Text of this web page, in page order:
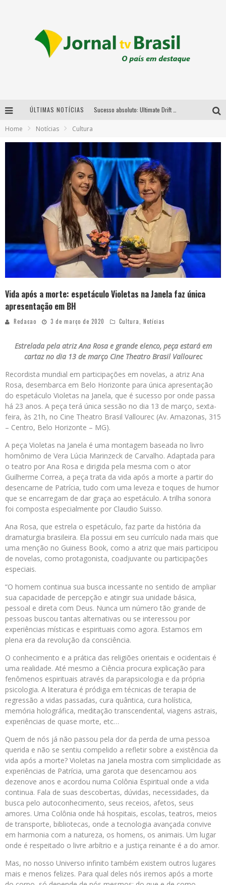
ÚLTIMAS NOTÍCIAS
Chega de mistério! Baianas Ozadas lança tema do carnaval de 2026 nesta terça-feira
Home Notícias Cultura
Vida após a morte: espetáculo Violetas na Janela faz única
apresentação em BH
Redacao 3 de março de 2020 Cultura Notícias
Estrelada pela atriz Ana Rosa e grande elenco, peça estará em
cartaz no dia 13 de março Cine Theatro Brasil Vallourec
Recordista mundial em participações em novelas, a atriz Ana
Rosa, desembarca em Belo Horizonte para única apresentação
do espetáculo Violetas na Janela, que é sucesso por onde passa
há 23 anos. A peça terá única sessão no dia 13 de março, sexta-
feira, às 21h, no Cine Theatro Brasil Vallourec (Av. Amazonas, 315
– Centro, Belo Horizonte – MG).
A peça Violetas na Janela é uma montagem baseada no livro
homônimo de Vera Lúcia Marinzeck de Carvalho. Adaptada para
o teatro por Ana Rosa e dirigida pela mesma com o ator
Guilherme Correa, a peça trata da vida após a morte a partir do
desencarne de Patrícia, tudo com uma leveza e toques de humor
que se encarregam de dar graça ao espetáculo. A trilha sonora
foi composta especialmente por Claudio Suisso.
Ana Rosa, que estrela o espetáculo, faz parte da história da
dramaturgia brasileira. Ela possui em seu currículo nada mais que
uma menção no Guiness Book, como a atriz que mais participou
de novelas, como protagonista, coadjuvante ou participações
especiais.
“O homem continua sua busca incessante no sentido de ampliar
sua capacidade de percepção e atingir sua unidade básica,
pessoal e direta com Deus. Nunca um número tão grande de
pessoas buscou tantas alternativas ou se interessou por
experiências místicas e espirituais como agora. Estamos em
plena era da revolução da consciência.
O conhecimento e a prática das religiões orientais e ocidentais é
uma realidade. Até mesmo a Ciência procura explicação para
fenômenos espirituais através da parapsicologia e da própria
psicologia. A literatura é pródiga em técnicas de terapia de
regressão a vidas passadas, cura quântica, cura holística,
memória holográfica, meditação transcendental, viagens astrais,
experiências de quase morte, etc…
Quem de nós já não passou pela dor da perda de uma pessoa
querida e não se sentiu compelido a refletir sobre a existência da
vida após a morte? Violetas na Janela mostra com simplicidade as
experiências de Patrícia, uma garota que desencarnou aos
dezenove anos e acordou numa Colônia Espiritual onde a vida
continua. Fala de suas descobertas, dúvidas, necessidades, da
busca pelo autoconhecimento, seus receios, afetos, seus
amores. Uma Colônia onde há hospitais, escolas, teatros, meios
de transporte, bibliotecas, onde a tecnologia avançada convive
em harmonia com a natureza, os homens, os animais. Um lugar
onde é respeitado o livre arbítrio e a justiça reinante é a do amor.
Mas, no nosso Universo infinito também existem outros lugares
mais e menos felizes. Para qual deles nós iremos após a morte